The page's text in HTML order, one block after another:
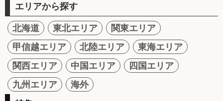
エリアから探す
北海道 東北エリア
関東エリア
甲信越エリア
北陸エリア
東海エリア
関西エリア
中国エリア
四国エリア
九州エリア
海外